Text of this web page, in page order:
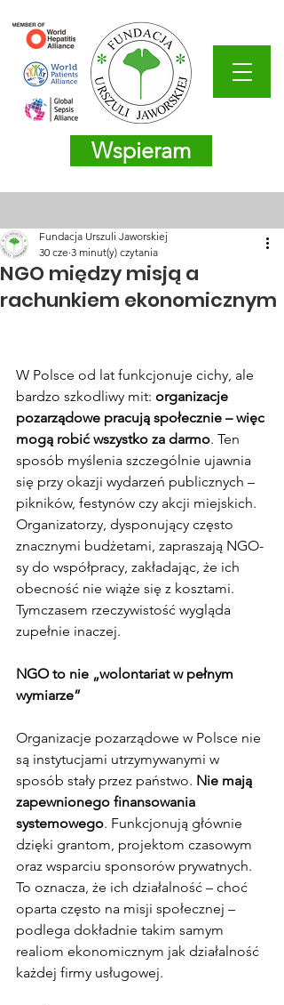
Wspieram
NGO między misją a
rachunkiem ekonomicznym
Fundacja Urszuli Jaworskiej
30 cze 3 minut(y) czytania
W Polsce od lat funkcjonuje cichy, ale
bardzo szkodliwy mit: organizacje
pozarządowe pracują społecznie – więc
mogą robić wszystko za darmo. Ten
sposób myślenia szczególnie ujawnia
się przy okazji wydarzeń publicznych –
pikników, festynów czy akcji miejskich.
Organizatorzy, dysponujący często
znacznymi budżetami, zapraszają NGO-
sy do współpracy, zakładając, że ich
obecność nie wiąże się z kosztami.
Tymczasem rzeczywistość wygląda
zupełnie inaczej.
NGO to nie „wolontariat w pełnym
wymiarze”
Organizacje pozarządowe w Polsce nie
są instytucjami utrzymywanymi w
sposób stały przez państwo. Nie mają
zapewnionego finansowania
systemowego. Funkcjonują głównie
dzięki grantom, projektom czasowym
oraz wsparciu sponsorów prywatnych.
To oznacza, że ich działalność – choć
oparta często na misji społecznej –
podlega dokładnie takim samym
realiom ekonomicznym jak działalność
każdej firmy usługowej.